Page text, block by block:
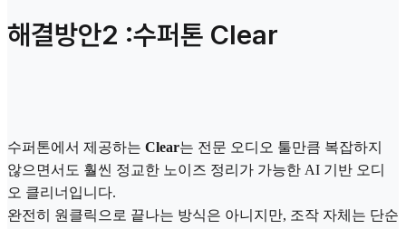
해결방안2 :수퍼톤 Clear
수퍼톤에서 제공하는 Clear는 전문 오디오 툴만큼 복잡하지
않으면서도 훨씬 정교한 노이즈 정리가 가능한 AI 기반 오디
오 클리너입니다.
완전히 원클릭으로 끝나는 방식은 아니지만, 조작 자체는 단순